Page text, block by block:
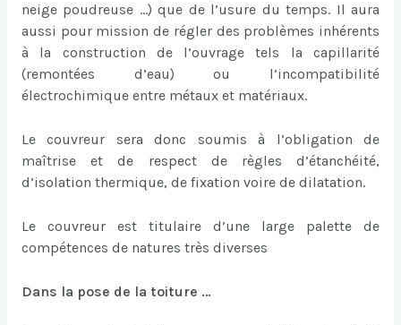
neige poudreuse …) que de l’usure du temps. Il aura
aussi pour mission de régler des problèmes inhérents
à la construction de l’ouvrage tels la capillarité
(remontées d’eau) ou l’incompatibilité
électrochimique entre métaux et matériaux.
Le couvreur sera donc soumis à l’obligation de
maîtrise et de respect de règles d’étanchéité,
d’isolation thermique, de fixation voire de dilatation.
Le couvreur est titulaire d’une large palette de
compétences de natures très diverses
Dans la pose de la toiture …